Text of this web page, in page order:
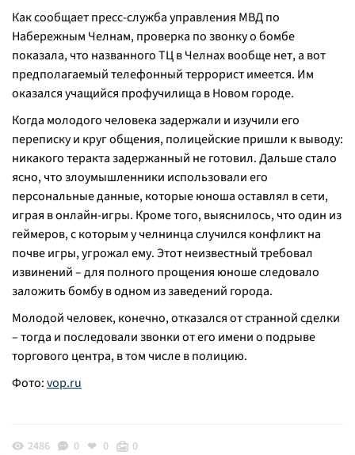
Как сообщает пресс-служба управления МВД по
Набережным Челнам, проверка по звонку о бомбе
показала, что названного ТЦ в Челнах вообще нет, а вот
предполагаемый телефонный террорист имеется. Им
оказался учащийся профучилища в Новом городе.
Когда молодого человека задержали и изучили его
переписку и круг общения, полицейские пришли к выводу:
никакого теракта задержанный не готовил. Дальше стало
ясно, что злоумышленники использовали его
персональные данные, которые юноша оставлял в сети,
играя в онлайн-игры. Кроме того, выяснилось, что один из
геймеров, с которым у челнинца случился конфликт на
почве игры, угрожал ему. Этот неизвестный требовал
извинений – для полного прощения юноше следовало
заложить бомбу в одном из заведений города.
Молодой человек, конечно, отказался от странной сделки
– тогда и последовали звонки от его имени о подрыве
торгового центра, в том числе в полицию.
Фото:vop.ru
2486 0 0 0